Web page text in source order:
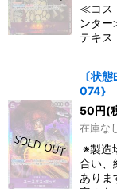
≪コス
ンタ
テキ
〔状
074}
50円(
在庫な
※製造
合い、
ありま